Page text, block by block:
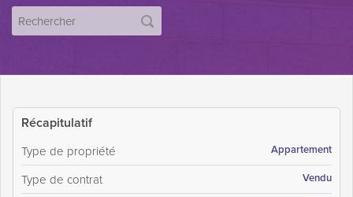
Récapitulatif
Type de propriété Appartement
Type de contrat Vendu